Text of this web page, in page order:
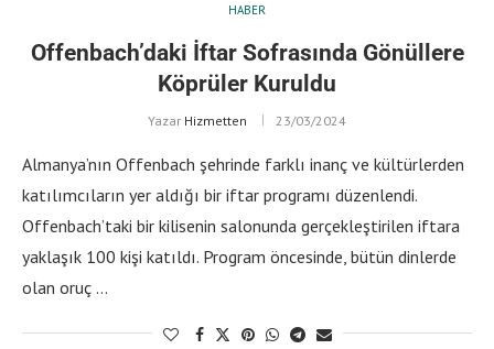
HABER
Offenbach’daki İftar Sofrasında Gönüllere
Köprüler Kuruldu
Yazar Hizmetten 23/03/2024
Almanya’nın Offenbach şehrinde farklı inanç ve kültürlerden
katılımcıların yer aldığı bir iftar programı düzenlendi.
Offenbach’taki bir kilisenin salonunda gerçekleştirilen iftara
yaklaşık 100 kişi katıldı. Program öncesinde, bütün dinlerde
olan oruç …